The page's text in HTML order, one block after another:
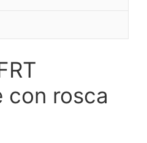
con rosca